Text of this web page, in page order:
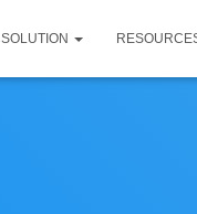
SOLUTION